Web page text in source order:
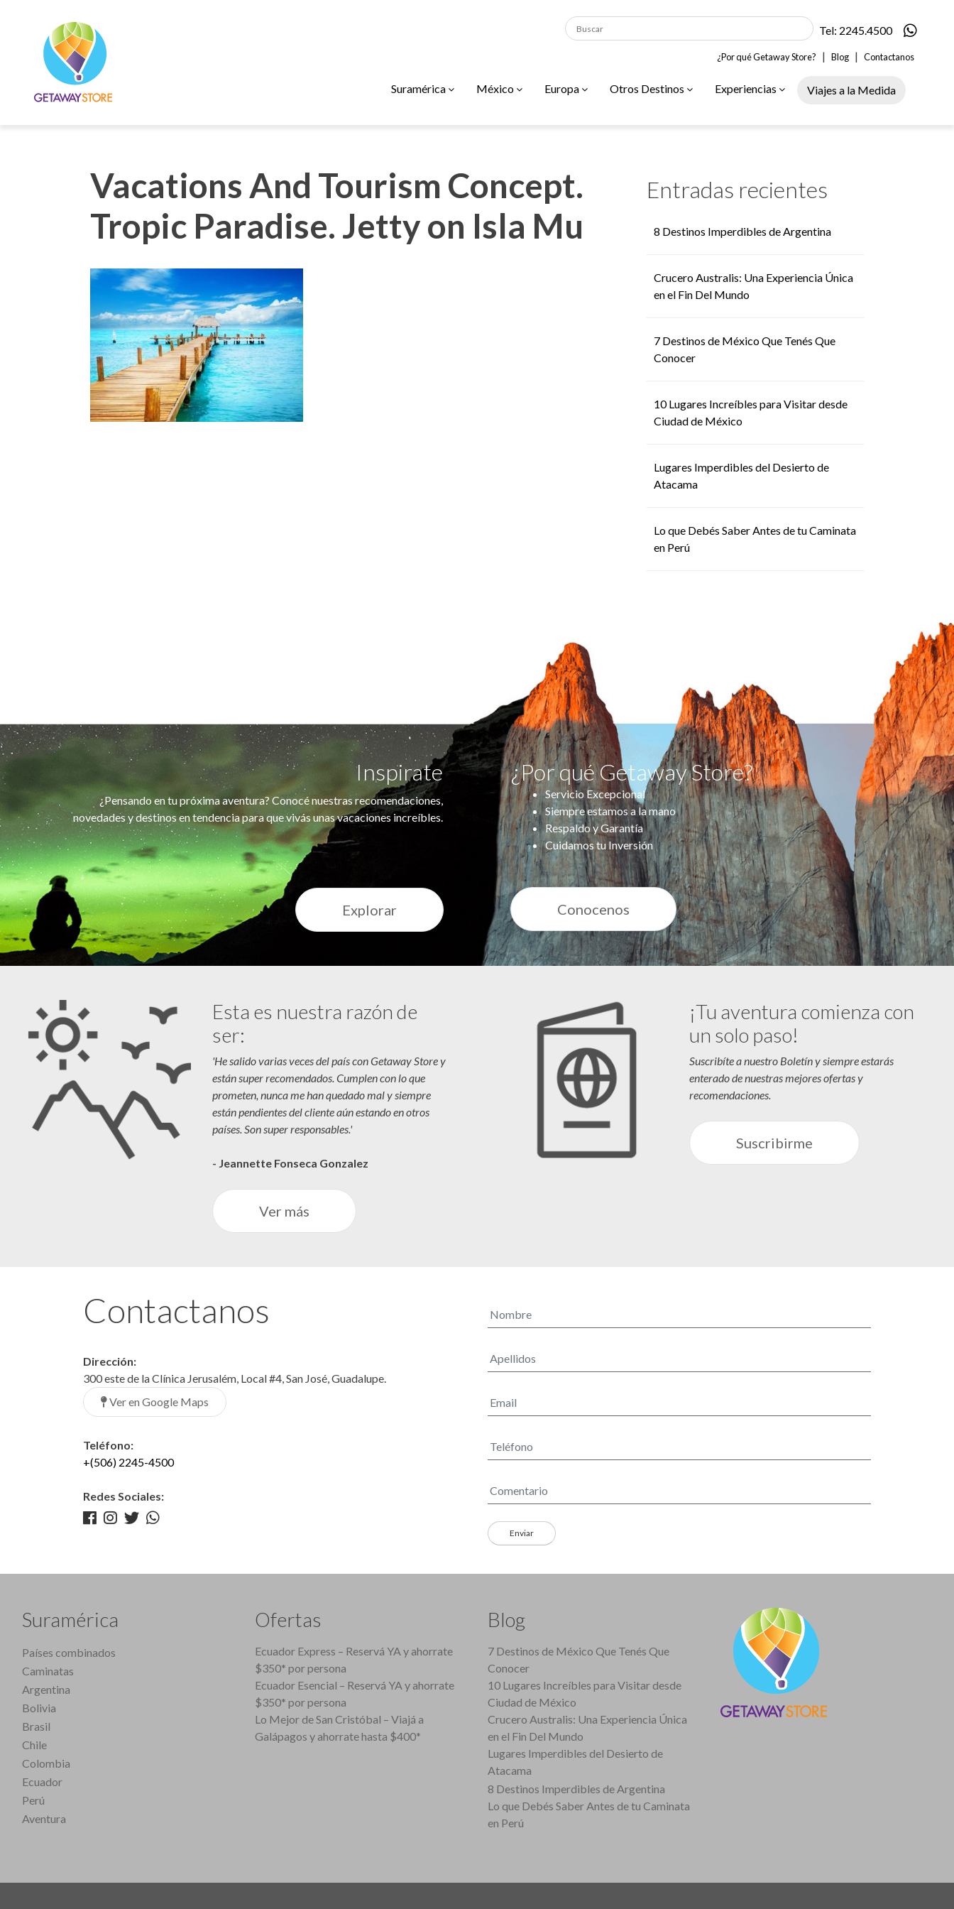
Tel: 2245.4500
¿Por qué Getaway Store? | Blog | Contactanos
Suramérica México Europa Otros Destinos Experiencias Viajes a la Medida
Vacations And Tourism Concept.
Tropic Paradise. Jetty on Isla Mu
Entradas recientes
8 Destinos Imperdibles de Argentina
Crucero Australis: Una Experiencia Única
en el Fin Del Mundo
7 Destinos de México Que Tenés Que
Conocer
10 Lugares Increíbles para Visitar desde
Ciudad de México
Lugares Imperdibles del Desierto de
Atacama
Lo que Debés Saber Antes de tu Caminata
en Perú
Inspirate
¿Pensando en tu próxima aventura? Conocé nuestras recomendaciones,
novedades y destinos en tendencia para que vivás unas vacaciones increíbles.
¿Por qué Getaway Store?
Servicio Excepcional
Siempre estamos a la mano
Respaldo y Garantía
Cuidamos tu Inversión
Explorar Conocenos
Esta es nuestra razón de
ser:
'He salido varias veces del país con Getaway Store y
están super recomendados. Cumplen con lo que
prometen, nunca me han quedado mal y siempre
están pendientes del cliente aún estando en otros
países. Son super responsables.'
- Jeannette Fonseca Gonzalez
Ver más
¡Tu aventura comienza con
un solo paso!
Suscribíte a nuestro Boletín y siempre estarás
enterado de nuestras mejores ofertas y
recomendaciones.
Suscribirme
Contactanos
Dirección:
300 este de la Clínica Jerusalém, Local #4, San José, Guadalupe.
Ver en Google Maps
Teléfono:
+(506) 2245-4500
Redes Sociales:
Suramérica
Países combinados
Caminatas
Argentina
Bolivia
Brasil
Chile
Colombia
Ecuador
Perú
Aventura
Ofertas
Ecuador Express – Reservá YA y ahorrate
$350* por persona
Ecuador Esencial – Reservá YA y ahorrate
$350* por persona
Lo Mejor de San Cristóbal – Viajá a
Galápagos y ahorrate hasta $400*
Blog
7 Destinos de México Que Tenés Que
Conocer
10 Lugares Increíbles para Visitar desde
Ciudad de México
Crucero Australis: Una Experiencia Única
en el Fin Del Mundo
Lugares Imperdibles del Desierto de
Atacama
8 Destinos Imperdibles de Argentina
Lo que Debés Saber Antes de tu Caminata
en Perú